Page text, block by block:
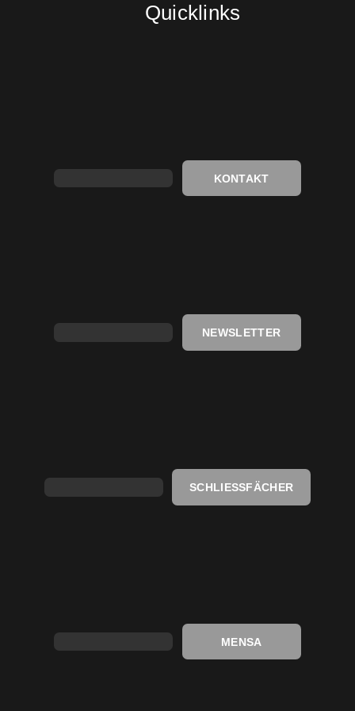
Quicklinks
KONTAKT
NEWSLETTER
SCHLIESSFÄCHER
MENSA